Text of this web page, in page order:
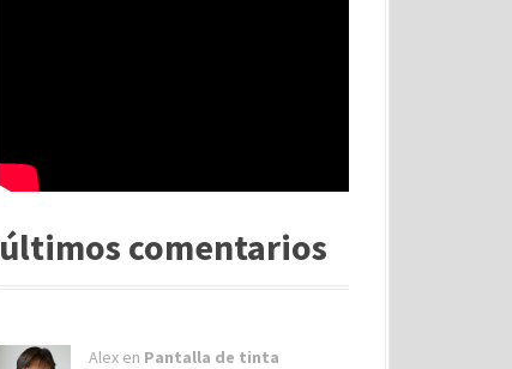
últimos comentarios
Alex en Pantalla de tinta